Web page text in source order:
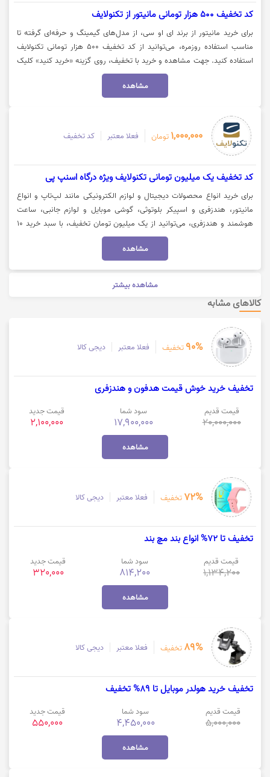
کد تخفیف 500 هزار تومانی مانیتور از تکنولایف
برای خرید مانیتور از برند ای او سی، از مدل‌های گیمینگ و حرفه‌ای گرفته تا
مناسب استفاده روزمره، می‌توانید از کد تخفیف ۵۰۰ هزار تومانی تکنولایف
استفاده کنید. جهت مشاهده و خرید با تخفیف، روی گزینه «خرید کنید» کلیک
مشاهده
1,000,000 تومان فعلا معتبر کد تخفیف
کد تخفیف یک میلیون تومانی تکنولایف ویژه درگاه اسنپ پی
برای خرید انواع محصولات دیجیتال و لوازم الکترونیکی مانند لپ‌تاپ و انواع
مانیتور، هندزفری و اسپیکر بلوتوثی، گوشی موبایل و لوازم جانبی، ساعت
هوشمند و هندزفری، می‌توانید از یک میلیون تومان تخفیف، با سبد خرید 10
میلیون تومان از فروشگاه تکنولایف بهره‌مند شوید. توجه داشته باشید که این
کد ویژه پرداخت از طریق درگاه اسنپ پی است.جهت مشاهده و خرید با تخفیف،
مشاهده
مشاهده بیشتر
کالاهای مشابه
90% تخفیف فعلا معتبر دیجی کالا
تخفیف خرید خوش قیمت هدفون و هندزفری
قیمت قدیم
20,000,000
سود شما
17,900,000
قیمت جدید
2,100,000
مشاهده
72% تخفیف فعلا معتبر دیجی کالا
تخفیف تا 72% انواع بند مچ بند
قیمت قدیم
1,134,200
سود شما
814,200
قیمت جدید
320,000
مشاهده
89% تخفیف فعلا معتبر دیجی کالا
تخفیف خرید هولدر موبایل تا 89% تخفیف
قیمت قدیم
5,000,000
سود شما
4,450,000
قیمت جدید
550,000
مشاهده